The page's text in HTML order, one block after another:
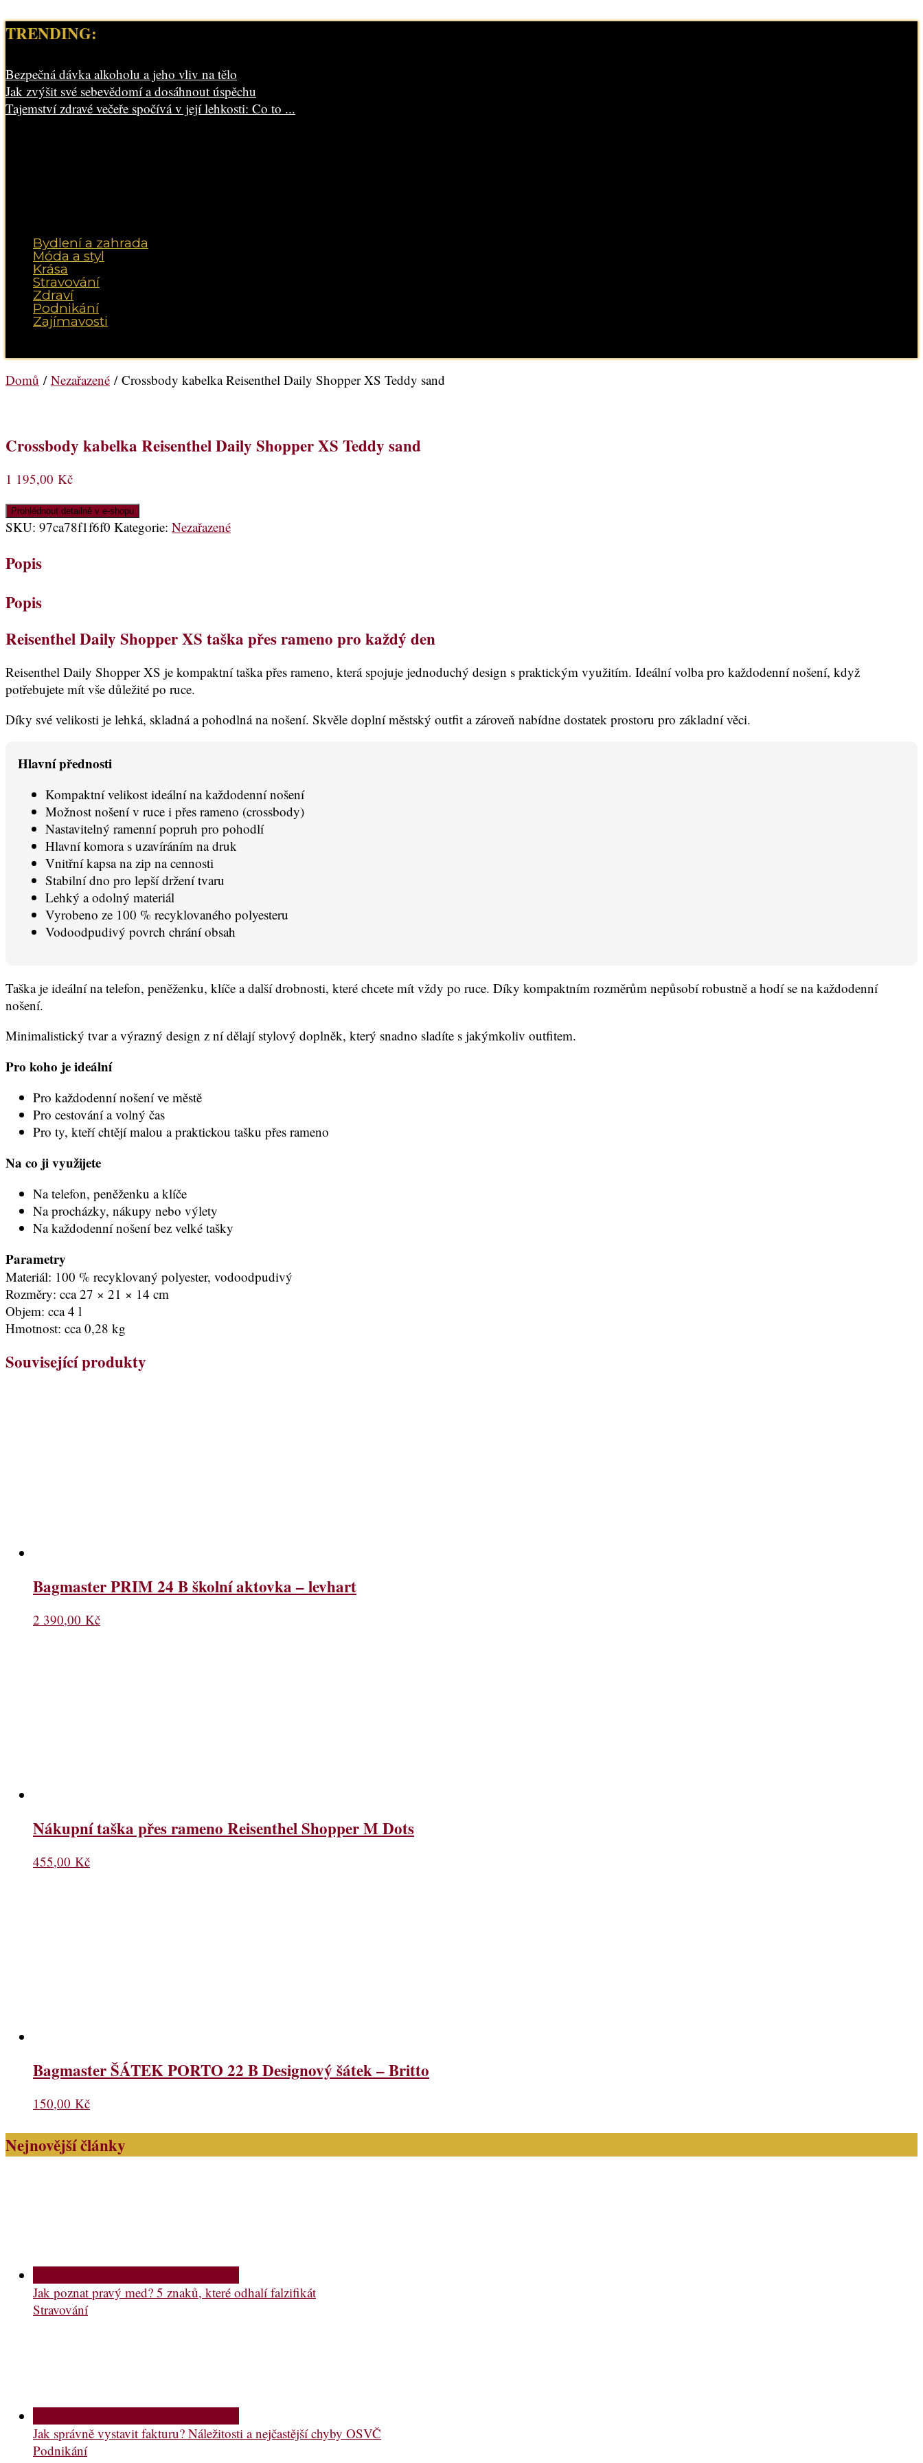
TRENDING:
Bezpečná dávka alkoholu a jeho vliv na tělo
Jak zvýšit své sebevědomí a dosáhnout úspěchu
Tajemství zdravé večeře spočívá v její lehkosti: Co to ...
Bydlení a zahrada
Móda a styl
Krása
Stravování
Zdraví
Podnikání
Zajímavosti
Domů / Nezařazené / Crossbody kabelka Reisenthel Daily Shopper XS Teddy sand
Crossbody kabelka Reisenthel Daily Shopper XS Teddy sand
1 195,00 Kč
Prohlédnout detailně v e-shopu
SKU: 97ca78f1f6f0 Kategorie: Nezařazené
Popis
Popis
Reisenthel Daily Shopper XS taška přes rameno pro každý den
Reisenthel Daily Shopper XS je kompaktní taška přes rameno, která spojuje jednoduchý design s praktickým využitím. Ideální volba pro každodenní nošení, když
potřebujete mít vše důležité po ruce.
Díky své velikosti je lehká, skladná a pohodlná na nošení. Skvěle doplní městský outfit a zároveň nabídne dostatek prostoru pro základní věci.
Hlavní přednosti
Kompaktní velikost ideální na každodenní nošení
Možnost nošení v ruce i přes rameno (crossbody)
Nastavitelný ramenní popruh pro pohodlí
Hlavní komora s uzavíráním na druk
Vnitřní kapsa na zip na cennosti
Stabilní dno pro lepší držení tvaru
Lehký a odolný materiál
Vyrobeno ze 100 % recyklovaného polyesteru
Vodoodpudivý povrch chrání obsah
Taška je ideální na telefon, peněženku, klíče a další drobnosti, které chcete mít vždy po ruce. Díky kompaktním rozměrům nepůsobí robustně a hodí se na každodenní
nošení.
Minimalistický tvar a výrazný design z ní dělají stylový doplněk, který snadno sladíte s jakýmkoliv outfitem.
Pro koho je ideální
Pro každodenní nošení ve městě
Pro cestování a volný čas
Pro ty, kteří chtějí malou a praktickou tašku přes rameno
Na co ji využijete
Na telefon, peněženku a klíče
Na procházky, nákupy nebo výlety
Na každodenní nošení bez velké tašky
Parametry
Materiál: 100 % recyklovaný polyester, vodoodpudivý
Rozměry: cca 27 × 21 × 14 cm
Objem: cca 4 l
Hmotnost: cca 0,28 kg
Související produkty
Bagmaster PRIM 24 B školní aktovka – levhart
2 390,00 Kč
Nákupní taška přes rameno Reisenthel Shopper M Dots
455,00 Kč
Bagmaster ŠÁTEK PORTO 22 B Designový šátek – Britto
150,00 Kč
Nejnovější články
Jak poznat pravý med? 5 znaků, které odhalí falzifikát
Stravování
Jak správně vystavit fakturu? Náležitosti a nejčastější chyby OSVČ
Podnikání